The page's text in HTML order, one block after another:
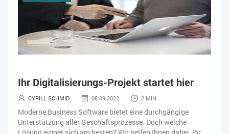
Ihr Digitalisierungs-Projekt startet hier
CYRILL SCHMID 08.09.2022 2 MIN.
Moderne Business Software bietet eine durchgängige
Unterstützung aller Geschäftsprozesse. Doch welche